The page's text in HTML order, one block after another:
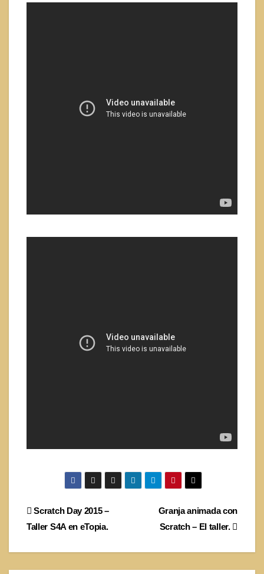
Navegación
Granja animada con
Scratch – El taller.
Scratch Day 2015 –
Taller S4A en eTopia.